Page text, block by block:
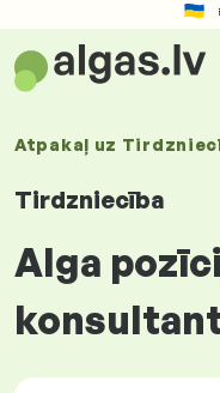
Atpakaļ uz
Tirdzniecība
Alga